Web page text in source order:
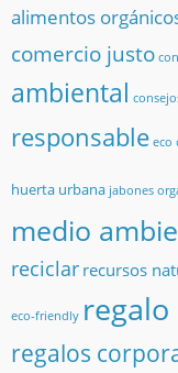
alimentos
comercio justo
ambiental
responsable eco
huerta urbana jabones
medio
reciclar recursos
eco-friendly
regalos